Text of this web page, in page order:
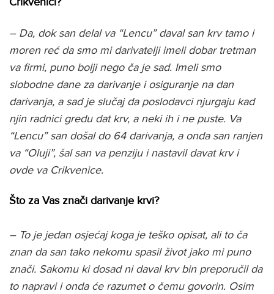
– Da, dok san delal va “Lencu” daval san krv tamo i
moren reć da smo mi darivatelji imeli dobar tretman
va firmi, puno bolji nego ča je sad. Imeli smo
slobodne dane za darivanje i osiguranje na dan
darivanja, a sad je slučaj da poslodavci njurgaju kad
njin radnici gredu dat krv, a neki ih i ne puste. Va
“Lencu” san došal do 64 darivanja, a onda san ranjen
va “Oluji”, šal san va penziju i nastavil davat krv i
ovde va Crikvenice.
Što za Vas znači darivanje krvi?
– To je jedan osjećaj koga je teško opisat, ali to ča
znan da san tako nekomu spasil život jako mi puno
znači. Sakomu ki dosad ni daval krv bin preporučil da
to napravi i onda će razumet o čemu govorin. Osim